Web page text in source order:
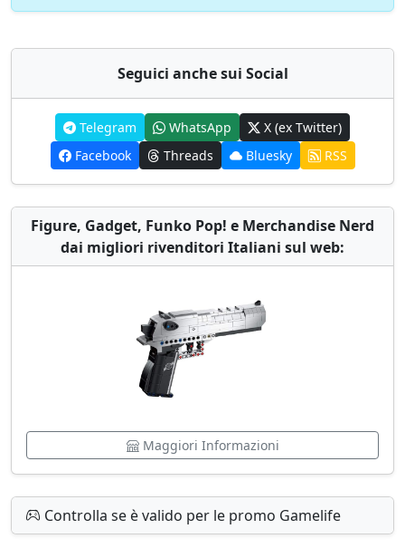
Seguici anche sui Social
Telegram WhatsApp
X (ex Twitter)
Facebook
Threads Bluesky RSS
Figure, Gadget, Funko Pop! e Merchandise Nerd
dai migliori rivenditori Italiani sul web:
Maggiori Informazioni
Controlla se è valido per le promo Gamelife